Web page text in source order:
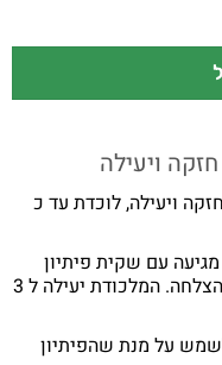
ויעילה
ויעילה, לוכדת עד כ
עם שקית פיתיון
מסיסה, רק להוסיף מים ולתלות. 100% הצלחה. המלכודת יעילה ל 3
על מנת שהפיתיון